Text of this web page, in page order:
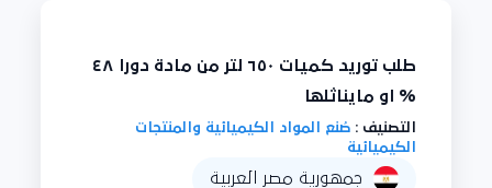
طلب توريد كميات ٦٥٠ لتر من مادة دورا ٤٨
% او مايناثلها
التصنيف : صُنع المواد الكيميائية والمنتجات
الكيميائية
جمهورية مصر العربية